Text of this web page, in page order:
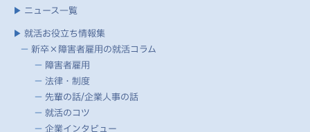
▶ ニュース一覧
▶ 就活お役立ち情報集
－ 新卒×障害者雇用の就活コラム
－ 障害者雇用
－ 法律・制度
－ 先輩の話/企業人事の話
－ 就活のコツ
－ 企業インタビュー